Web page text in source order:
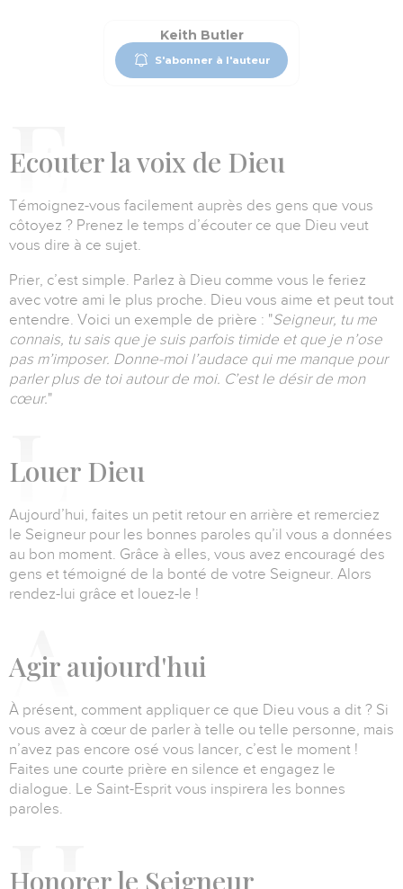
Keith Butler
S'abonner à l'auteur
Ecouter la voix de Dieu
Témoignez-vous facilement auprès des gens que vous
côtoyez ? Prenez le temps d’écouter ce que Dieu veut
vous dire à ce sujet.
Prier, c’est simple. Parlez à Dieu comme vous le feriez
avec votre ami le plus proche. Dieu vous aime et peut tout
entendre. Voici un exemple de prière : "Seigneur, tu me
connais, tu sais que je suis parfois timide et que je n’ose
pas m’imposer. Donne-moi l’audace qui me manque pour
parler plus de toi autour de moi. C’est le désir de mon
cœur."
Louer Dieu
Aujourd’hui, faites un petit retour en arrière et remerciez
le Seigneur pour les bonnes paroles qu’il vous a données
au bon moment. Grâce à elles, vous avez encouragé des
gens et témoigné de la bonté de votre Seigneur. Alors
rendez-lui grâce et louez-le !
Agir aujourd'hui
À présent, comment appliquer ce que Dieu vous a dit ? Si
vous avez à cœur de parler à telle ou telle personne, mais
n’avez pas encore osé vous lancer, c’est le moment !
Faites une courte prière en silence et engagez le
dialogue. Le Saint-Esprit vous inspirera les bonnes
paroles.
Honorer le Seigneur